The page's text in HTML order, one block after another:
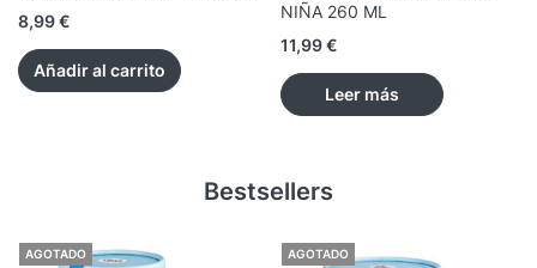
8,99€
Añadir al carrito
NIÑA 260 ML
11,99€
Leer más
Bestsellers
AGOTADO AGOTADO